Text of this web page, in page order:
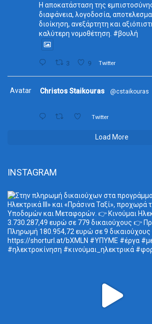
Η αποκατάσταση της
διαφάνεια, λογοδοσία,
διοίκηση, ανεξάρτητη και
καλύτερη νομοθέτηση. #βουλή
3 9 Twitter
Avatar Christos Staikouras @cstaikouras
Twitter
Load More
INSTAGRAM